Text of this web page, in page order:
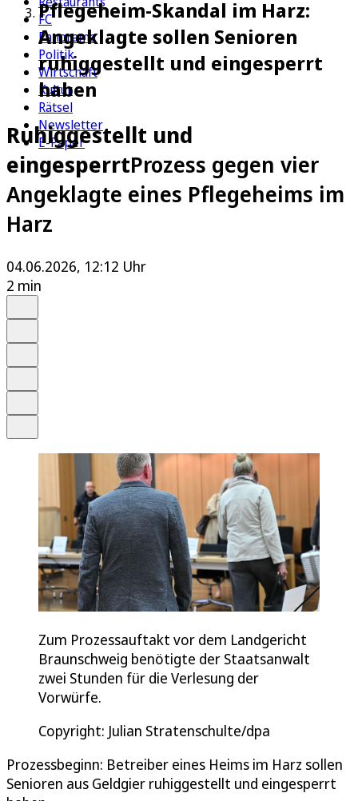
FC
Panorama
Politik
Wirtschaft
Kultur
Rätsel
Newsletter
E-Paper
Pflegeheim-Skandal im Harz:
Angeklagte sollen Senioren
ruhiggestellt und eingesperrt
haben
Ruhiggestellt und
eingesperrtProzess gegen vier
Angeklagte eines Pflegeheims im
Harz
04.06.2026, 12:12 Uhr
2 min
Zum Prozessauftakt vor dem Landgericht
Braunschweig benötigte der Staatsanwalt
zwei Stunden für die Verlesung der
Vorwürfe.
Copyright: Julian Stratenschulte/dpa
Prozessbeginn: Betreiber eines Heims im Harz sollen
Senioren aus Geldgier ruhiggestellt und eingesperrt